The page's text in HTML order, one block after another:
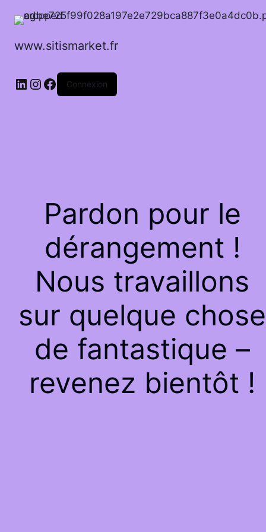
www.sitismarket.fr
LinkedIn
Instagram
Facebook
Connexion
Pardon pour le
dérangement !
Nous travaillons
sur quelque chose
de fantastique –
revenez bientôt !